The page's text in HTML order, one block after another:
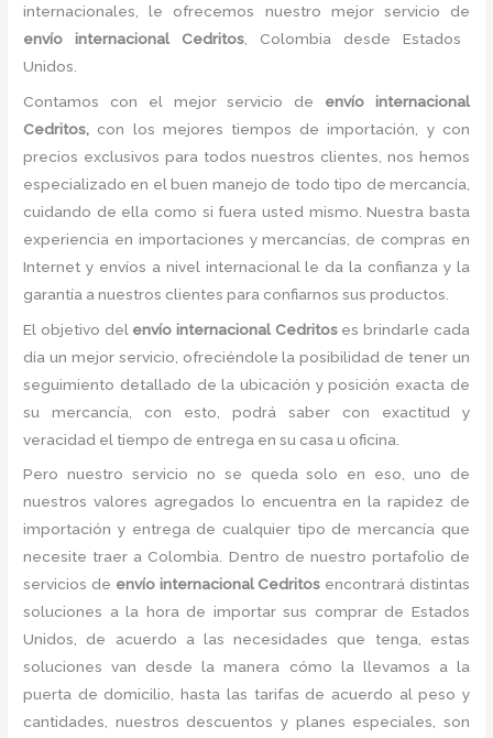
internacionales, le ofrecemos nuestro mejor servicio de
envío internacional Cedritos , Colombia desde Estados
Unidos.
Contamos con el mejor servicio de envío internacional
Cedritos, con los mejores tiempos de importación, y con
precios exclusivos para todos nuestros clientes, nos hemos
especializado en el buen manejo de todo tipo de mercancía,
cuidando de ella como si fuera usted mismo. Nuestra basta
experiencia en importaciones y mercancías, de compras en
Internet y envíos a nivel internacional le da la confianza y la
garantía a nuestros clientes para confiarnos sus productos.
El objetivo del envío internacional Cedritoses brindarle cada
día un mejor servicio, ofreciéndole la posibilidad de tener un
seguimiento detallado de la ubicación y posición exacta de
su mercancía, con esto, podrá saber con exactitud y
veracidad el tiempo de entrega en su casa u oficina.
Pero nuestro servicio no se queda solo en eso, uno de
nuestros valores agregados lo encuentra en la rapidez de
importación y entrega de cualquier tipo de mercancía que
necesite traer a Colombia. Dentro de nuestro portafolio de
servicios de envío internacional Cedritos encontrará distintas
soluciones a la hora de importar sus comprar de Estados
Unidos, de acuerdo a las necesidades que tenga, estas
soluciones van desde la manera cómo la llevamos a la
puerta de domicilio, hasta las tarifas de acuerdo al peso y
cantidades, nuestros descuentos y planes especiales, son